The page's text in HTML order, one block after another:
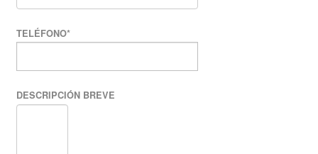
TELÉFONO*
DESCRIPCIÓN BREVE